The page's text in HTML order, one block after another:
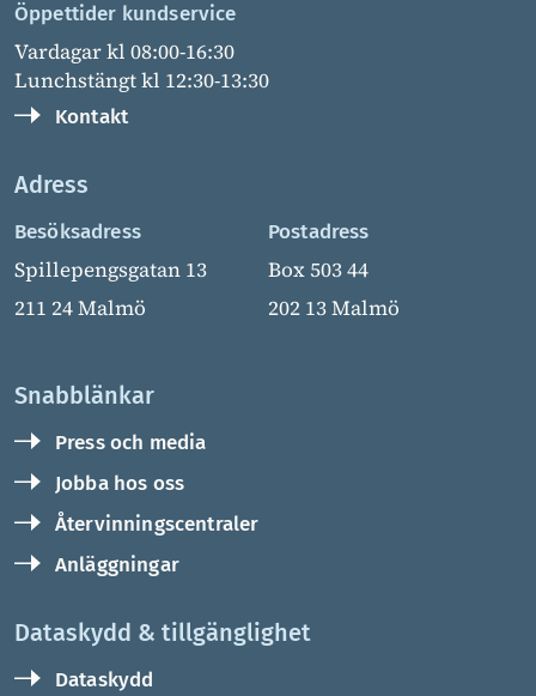
Öppettider kundservice
Vardagar kl 08:00-16:30
Lunchstängt kl 12:30-13:30
Kontakt
Adress
Besöksadress
Spillepengsgatan 13
211 24 Malmö
Postadress
Box 503 44
202 13 Malmö
Snabblänkar
Press och media
Jobba hos oss
Återvinningscentraler
Anläggningar
Dataskydd & tillgänglighet
Dataskydd